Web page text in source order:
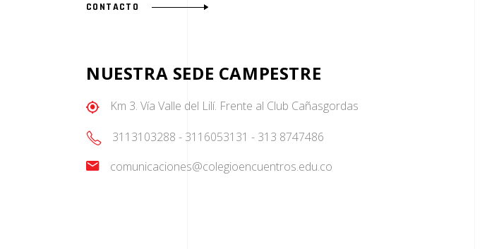
CONTACTO
NUESTRA SEDE CAMPESTRE
Km 3. Vía Valle del Lilí. Frente al Club Cañasgordas
3113103288 - 3116053131 - 313 8747486
comunicaciones@colegioencuentros.edu.co